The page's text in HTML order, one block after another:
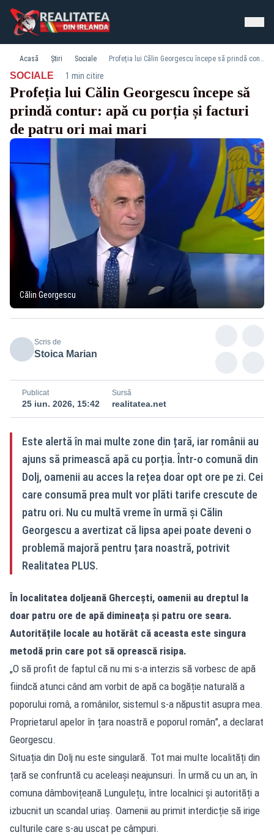
Acasă Știri Sociale Profeția lui Călin Georgescu începe să prindă contur: apă cu porția și facturi de patru ori mai mari
SOCIALE· 1 min citire
Profeția lui Călin Georgescu începe să
prindă contur: apă cu porția și facturi
de patru ori mai mari
Călin Georgescu
Scris de
Stoica Marian
Publicat
25 iun. 2026, 15:42
Sursă
realitatea.net
Este alertă în mai multe zone din țară, iar românii au
ajuns să primească apă cu porția. Într-o comună din
Dolj, oamenii au acces la rețea doar opt ore pe zi. Cei
care consumă prea mult vor plăti tarife crescute de
patru ori. Nu cu multă vreme în urmă și Călin
Georgescu a avertizat că lipsa apei poate deveni o
problemă majoră pentru țara noastră, potrivit
Realitatea PLUS.
În localitatea doljeană Ghercești, oamenii au dreptul la
doar patru ore de apă dimineața și patru ore seara.
Autoritățile locale au hotărât că aceasta este singura
metodă prin care pot să oprească risipa.
„O să profit de faptul că nu mi s-a interzis să vorbesc de apă
fiindcă atunci când am vorbit de apă ca bogăție naturală a
poporului româ, a românilor, sistemul s-a năpustit asupra mea.
Proprietarul apelor în țara noastră e poporul român”, a declarat
Georgescu.
Situația din Dolj nu este singulară. Tot mai multe localități din
țară se confruntă cu aceleași neajunsuri. În urmă cu un an, în
comuna dâmbovițeană Lungulețu, între localnici și autorități a
izbucnit un scandal uriaș. Oamenii au primit interdicție să irige
culturile care s-au uscat pe câmpuri.